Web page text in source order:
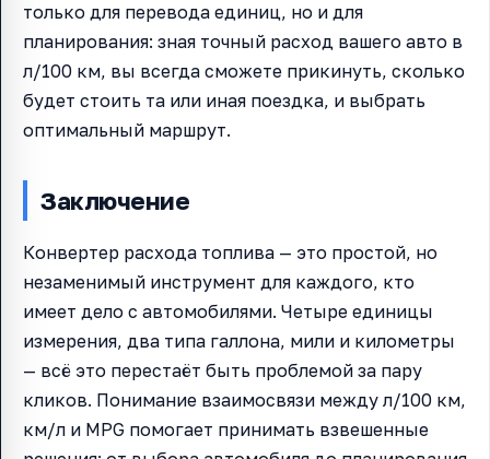
только для перевода единиц, но и для
планирования: зная точный расход вашего авто в
л/100 км, вы всегда сможете прикинуть, сколько
будет стоить та или иная поездка, и выбрать
оптимальный маршрут.
Заключение
Конвертер расхода топлива — это простой, но
незаменимый инструмент для каждого, кто
имеет дело с автомобилями. Четыре единицы
измерения, два типа галлона, мили и километры
— всё это перестаёт быть проблемой за пару
кликов. Понимание взаимосвязи между л/100 км,
км/л и MPG помогает принимать взвешенные